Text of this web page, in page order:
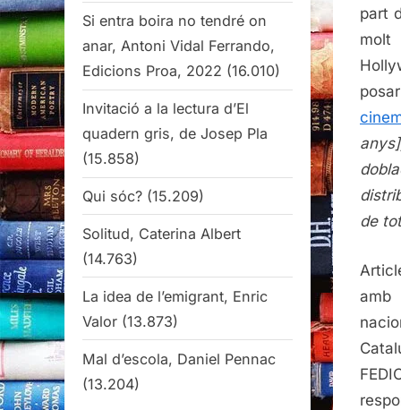
part
molt
de
amb
Si entra boira no tendré on
anar, Antoni Vidal Ferrando,
Edicions Proa, 2022 (16.010)
Invitació a la lectura d’El
quadern gris, de Josep Pla
(15.858)
Qui sóc? (15.209)
Solitud, Caterina Albert
(14.763)
La idea de l’emigrant, Enric
Valor (13.873)
Mal d’escola, Daniel Pennac
(13.204)